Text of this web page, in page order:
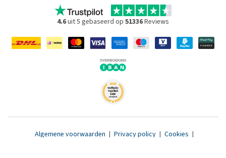
4.6uit 5 gebaseerd op 51336Reviews
Algemene voorwaarden | Privacy policy | Cookies |